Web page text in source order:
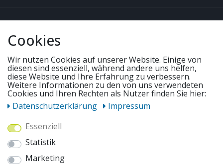
QUICKLINKS & TIPPS
UNSERE ANGEBOTE
WIR VERSENDEN MIT
Cookies
Wir nutzen Cookies auf unserer Website. Einige von
diesen sind essenziell, während andere uns helfen,
diese Website und Ihre Erfahrung zu verbessern.
Weitere Informationen zu den von uns verwendeten
Cookies und Ihren Rechten als Nutzer finden Sie hier:
Daten­schutz­erklärung
Impressum
Essenziell
Statistik
Marketing